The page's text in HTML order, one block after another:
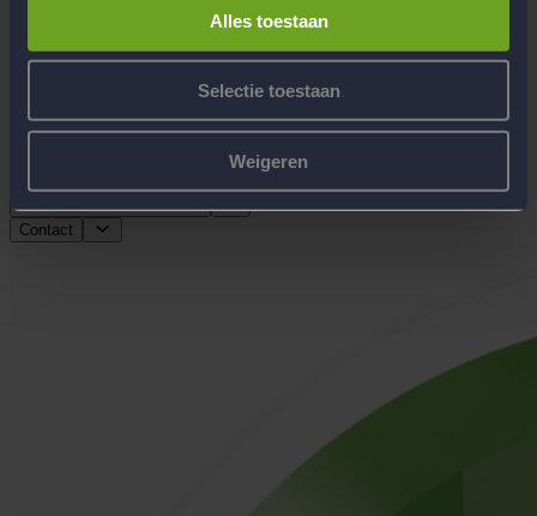
Alles toestaan
Selectie toestaan
Weigeren
Terug naar nieuws
Begeleiding
Werken bij Flow Reizen
Contact